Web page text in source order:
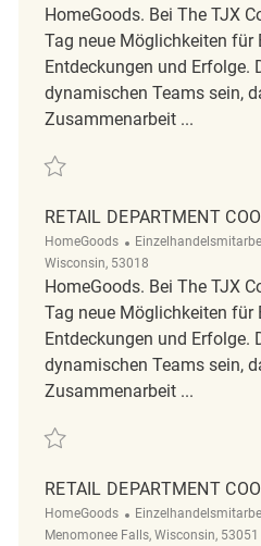
HomeGoods. Bei The TJX
Tag neue Möglichkeiten für
Entdeckungen und Erfolge.
dynamischen Teams sein,
Zusammenarbeit ...
Retten Retail Department
RETAIL DEPARTMENT
HomeGoods Kategorie
Wisconsin, 53018
HomeGoods. Bei The TJX
Tag neue Möglichkeiten für
Entdeckungen und Erfolge.
dynamischen Teams sein,
Zusammenarbeit ...
Retten Retail Department
RETAIL DEPARTMENT
HomeGoods Kategorie
Menomonee Falls, Wisconsin, 53051